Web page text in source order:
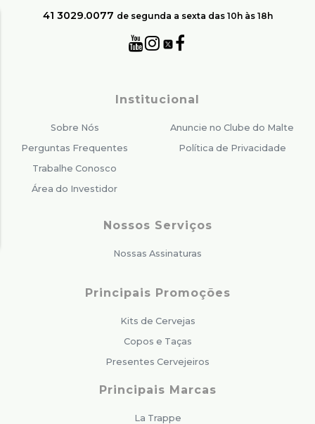
41 3029.0077 de segunda a sexta das 10h às 18h
Institucional
Sobre Nós
Perguntas Frequentes
Trabalhe Conosco
Área do Investidor
Anuncie no Clube do Malte
Política de Privacidade
Nossos Serviços
Nossas Assinaturas
Principais Promoções
Kits de Cervejas
Copos e Taças
Presentes Cervejeiros
Principais Marcas
La Trappe